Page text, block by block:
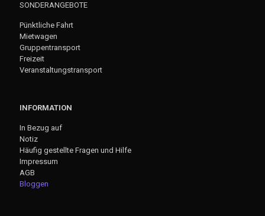
SONDERANGEBOTE
Pünktliche Fahrt
Mietwagen
Gruppentransport
Freizeit
Veranstaltungstransport
INFORMATION
In Bezug auf
Notiz
Häufig gestellte Fragen und Hilfe
Impressum
AGB
Bloggen